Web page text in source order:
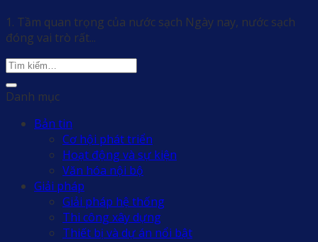
1. Tầm quan trọng của nước sạch Ngày nay, nước sạch
đóng vai trò rất...
Danh mục
Bản tin
Cơ hội phát triển
Hoạt động và sự kiện
Văn hóa nội bộ
Giải pháp
Giải pháp hệ thống
Thi công xây dựng
Thiết bị và dự án nổi bật